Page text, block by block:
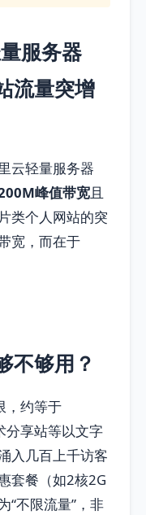
服务器
流量突增
云轻量服务器
峰值带宽且
类个人网站的突
宽，而在于
不够用？
，约等于
分享站等以文字
入几百上千访客
套餐（如2核2G
“不限流量”，非